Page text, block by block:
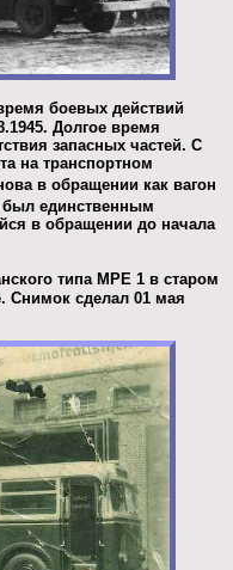
боевых действий
Долгое время
запасных частей. С
на транспортном
в обращении как вагон
был единственным
в обращении до начала
типа MPE 1 в старом
Снимок сделал 01 мая